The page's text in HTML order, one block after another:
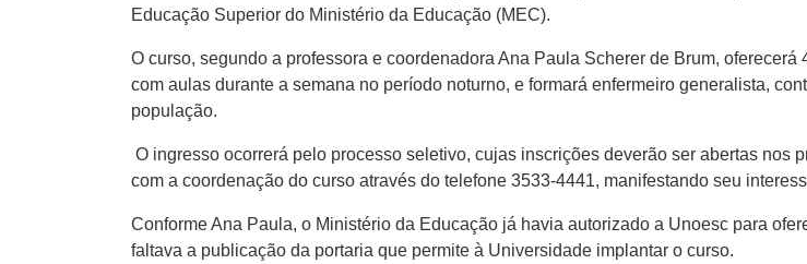
Educação Superior do Ministério da Educação (MEC).
O curso, segundo a professora e coordenadora Ana Paula Scherer de Brum,
com aulas durante a semana no período noturno, e formará enfermeiro generalista,
população.
O ingresso ocorrerá pelo processo seletivo, cujas inscrições deverão ser abertas nos
com a coordenação do curso através do telefone 3533-4441, manifestando seu
Conforme Ana Paula, o Ministério da Educação já havia autorizado a Unoesc para
faltava a publicação da portaria que permite à Universidade implantar o curso.